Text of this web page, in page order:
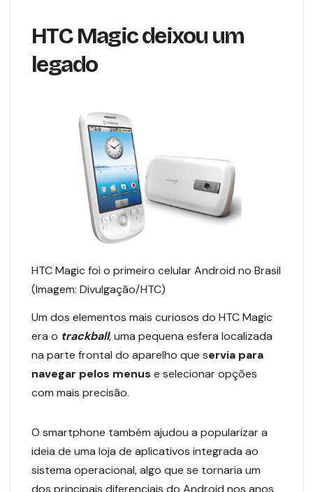
HTC Magic deixou um
legado
HTC Magic foi o primeiro celular Android no Brasil
(Imagem: Divulgação/HTC)
Um dos elementos mais curiosos do HTC Magic
era o trackball, uma pequena esfera localizada
na parte frontal do aparelho que servia para
navegar pelos menus e selecionar opções
com mais precisão.
O smartphone também ajudou a popularizar a
ideia de uma loja de aplicativos integrada ao
sistema operacional, algo que se tornaria um
dos principais diferenciais do Android nos anos